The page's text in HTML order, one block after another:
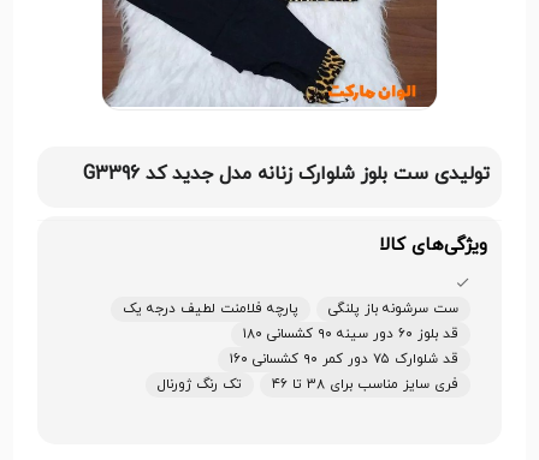
تولیدی ست بلوز شلوارک زنانه مدل جدید کد G3396
ویژگی‌های کالا
ست سرشونه باز پلنگی
پارچه فلامنت لطیف درجه یک
قد بلوز ۶۰ دور سینه ۹۰ کشسانی ۱۸۰
قد شلوارک ۷۵ دور کمر ۹۰ کشسانی ۱۶۰
فری سایز مناسب برای ۳۸ تا ۴۶
تک رنگ ژورنال